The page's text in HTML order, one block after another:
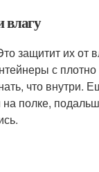
влагу
защитит их от
с плотно
что внутри.
полке,